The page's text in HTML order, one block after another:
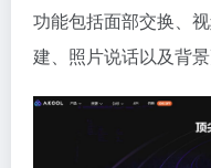
功能包括面部交换、
建、照片说话以及背景